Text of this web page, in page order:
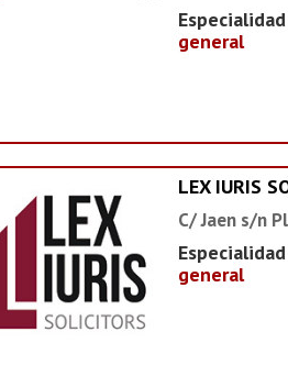
general
LEX IURIS
C/ Jaen s/n
general